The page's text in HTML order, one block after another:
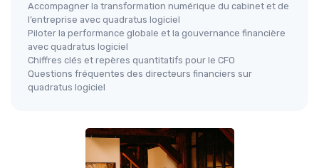
Accompagner la transformation numérique du cabinet et de
l’entreprise avec quadratus logiciel
Piloter la performance globale et la gouvernance financière
avec quadratus logiciel
Chiffres clés et repères quantitatifs pour le CFO
Questions fréquentes des directeurs financiers sur
quadratus logiciel